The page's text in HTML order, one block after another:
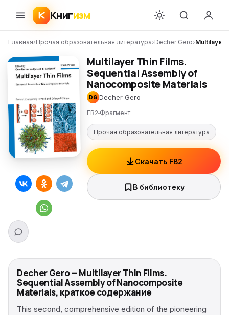
Книгизм
Главная›Прочая образовательная литература›Decher Gero›Multilayer
Multilayer Thin Films.
Sequential Assembly of
Nanocomposite Materials
DG Decher Gero
FB2 Фрагмент
Прочая образовательная литература
Скачать FB2
В библиотеку
Decher Gero — Multilayer Thin Films.
Sequential Assembly of Nanocomposite
Materials, краткое содержание
This second, comprehensive edition of the pioneering